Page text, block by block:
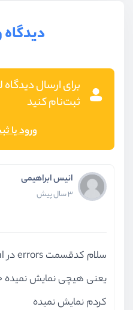
برای ارسال
ثبت‌نام کنید
ورود یا
انیس ابراهیمی
3 سال پیش
یعنی هیچی نمایش نمیده
کردم نمایش نمیده